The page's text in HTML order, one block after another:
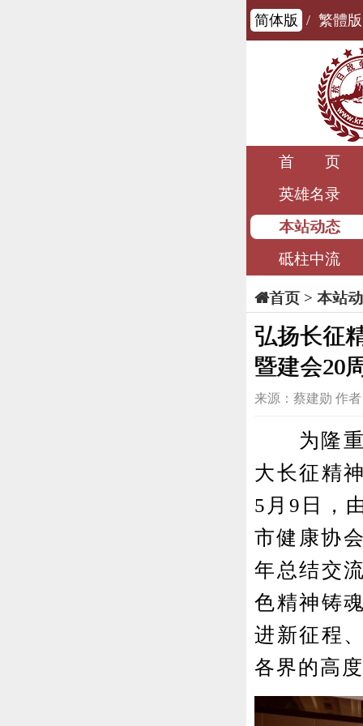
简体版 / 繁體版
首 页
英雄名录
本站动态
砥柱中流
首页> 本站
弘扬长征
暨建会20
来源：蔡建勋 作
为隆重
大长征精
5月9日，
市健康协
年总结交
色精神铸
进新征程
各界的高